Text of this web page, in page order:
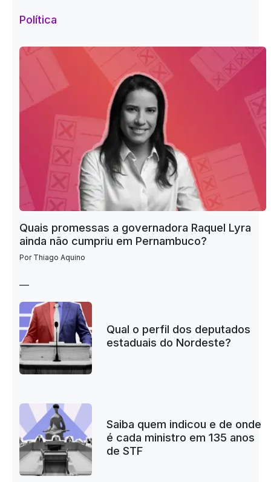
Política
Quais promessas a governadora Raquel Lyra
ainda não cumpriu em Pernambuco?
Por Thiago Aquino
—
Qual o perfil dos deputados
estaduais do Nordeste?
Saiba quem indicou e de onde
é cada ministro em 135 anos
de STF